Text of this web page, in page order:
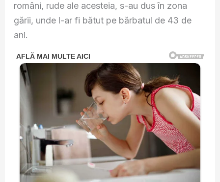
români, rude ale acesteia, s-au dus în zona
gării, unde l-ar fi bătut pe bărbatul de 43 de
ani.